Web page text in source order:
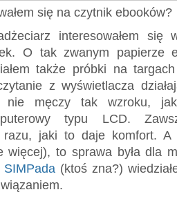
się na czytnik ebooków?
interesowałem się
O tak zwanym papierze
także próbki na
z wyświetlacza
nie męczy tak wzroku,
typu LCD.
razu, jaki to daje komfort. A
więcej), to sprawa była dla
SIMPada (ktoś zna?)